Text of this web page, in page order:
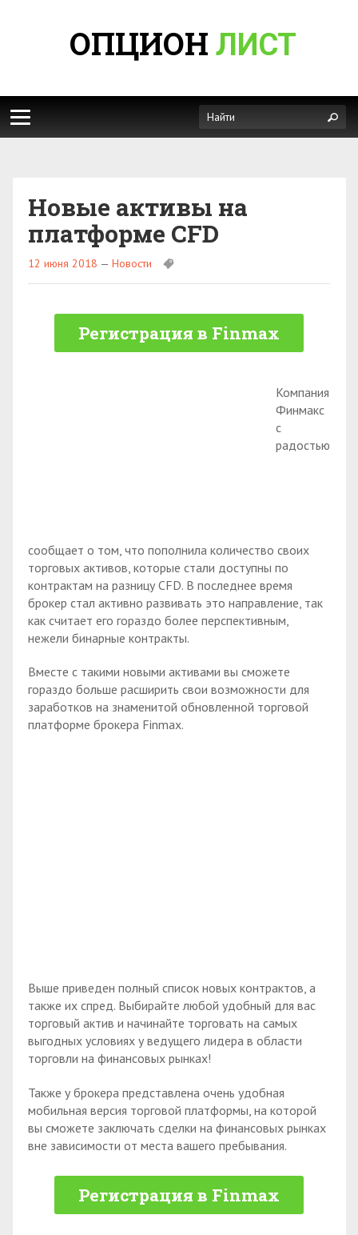
ОПЦИОН ЛИСТ
Новые активы на
платформе CFD
12 июня 2018 — Новости
Регистрация в Finmax
Компания
Финмакс
с
радостью
сообщает о том, что пополнила количество своих
торговых активов, которые стали доступны по
контрактам на разницу CFD. В последнее время
брокер стал активно развивать это направление, так
как считает его гораздо более перспективным,
нежели бинарные контракты.
Вместе с такими новыми активами вы сможете
гораздо больше расширить свои возможности для
заработков на знаменитой обновленной торговой
платформе брокера Finmax.
Выше приведен полный список новых контрактов, а
также их спред. Выбирайте любой удобный для вас
торговый актив и начинайте торговать на самых
выгодных условиях у ведущего лидера в области
торговли на финансовых рынках!
Также у брокера представлена очень удобная
мобильная версия торговой платформы, на которой
вы сможете заключать сделки на финансовых рынках
вне зависимости от места вашего пребывания.
Регистрация в Finmax